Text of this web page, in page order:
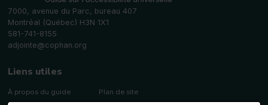
7000, avenue du Parc, bureau 407
Montréal (Québec) H3N 1X1
581-741-8155
adjointe@cophan.org
Liens utiles
À propos du guide Plan de site